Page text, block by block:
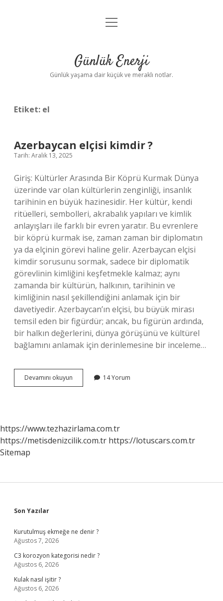
Anasayfa
Yasal Uyarı
menüyü
Günlük Enerji
Günlük yaşama dair küçük ve meraklı notlar.
Etiket: el
Azerbaycan elçisi kimdir ?
Tarih: Aralık 13, 2025
Giriş: Kültürler Arasında Bir Köprü Kurmak Dünya
üzerinde var olan kültürlerin zenginliği, insanlık
tarihinin en büyük hazinesidir. Her kültür, kendi
ritüelleri, sembolleri, akrabalık yapıları ve kimlik
anlayışları ile farklı bir evren yaratır. Bu evrenlere
bir köprü kurmak ise, zaman zaman bir diplomatın
ya da elçinin görevi haline gelir. Azerbaycan elçisi
kimdir sorusunu sormak, sadece bir diplomatik
görevlinin kimliğini keşfetmekle kalmaz; aynı
zamanda bir kültürün, halkının, tarihinin ve
kimliğinin nasıl şekillendiğini anlamak için bir
davetiyedir. Azerbaycan’ın elçisi, bu büyük mirası
temsil eden bir figürdür; ancak, bu figürün ardında,
bir halkın değerlerini, dünya görüşünü ve kültürel
bağlamını anlamak için derinlemesine bir inceleme…
Devamını okuyun Azerbaycan
elçisi
14 Yorum
https://www.tezhazirlama.com.tr
https://metisdenizcilik.com.tr https://lotuscars.com.tr
Sitemap
Sidebar
Son Yazılar
Kurutulmuş ekmeğe ne denir ?
Ağustos 7, 2026
C3 korozyon kategorisi nedir ?
Ağustos 6, 2026
Kulak nasıl işitir ?
Ağustos 6, 2026